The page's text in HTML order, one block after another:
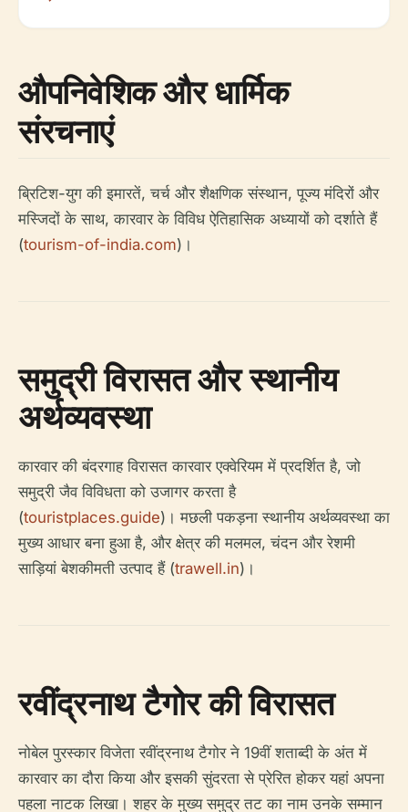
औपनिवेशिक और धार्मिक
संरचनाएं
ब्रिटिश-युग की इमारतें, चर्च और शैक्षणिक संस्थान, पूज्य मंदिरों और
मस्जिदों के साथ, कारवार के विविध ऐतिहासिक अध्यायों को दर्शाते हैं
(tourism-of-india.com)।
समुद्री विरासत और स्थानीय
अर्थव्यवस्था
कारवार की बंदरगाह विरासत कारवार एक्वेरियम में प्रदर्शित है, जो
समुद्री जैव विविधता को उजागर करता है
(touristplaces.guide)। मछली पकड़ना स्थानीय अर्थव्यवस्था का
मुख्य आधार बना हुआ है, और क्षेत्र की मलमल, चंदन और रेशमी
साड़ियां बेशकीमती उत्पाद हैं (trawell.in)।
रवींद्रनाथ टैगोर की विरासत
नोबेल पुरस्कार विजेता रवींद्रनाथ टैगोर ने 19वीं शताब्दी के अंत में
कारवार का दौरा किया और इसकी सुंदरता से प्रेरित होकर यहां अपना
पहला नाटक लिखा। शहर के मुख्य समुद्र तट का नाम उनके सम्मान